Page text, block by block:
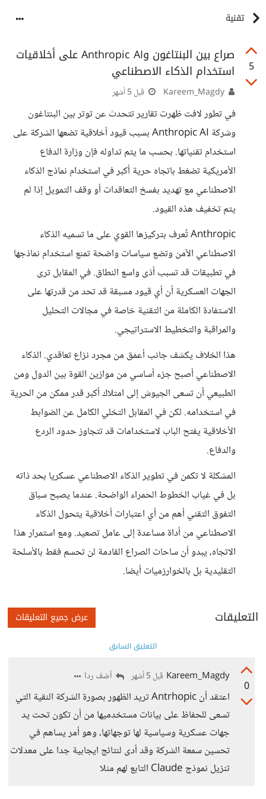
تقنية
5
صراع بين البنتاغون وAnthropic AI على أخلاقيات
استخدام الذكاء الاصطناعي
قبل 5 أشهر
في تطور لافت ظهرت تقارير تتحدث عن توتر بين البنتاغون
وشركة Anthropic AI بسبب قيود أخلاقية تضعها الشركة على
استخدام تقنياتها. بحسب ما يتم تداوله فإن وزارة الدفاع
الأمريكية تضغط باتجاه حرية أكبر في استخدام نماذج الذكاء
الاصطناعي مع تهديد بفسخ التعاقدات أو وقف التمويل إذا لم
يتم تخفيف هذه القيود.
Anthropic تُعرف بتركيزها القوي على ما تسميه الذكاء
الاصطناعي الآمن وتضع سياسات واضحة تمنع استخدام نماذجها
في تطبيقات قد تسبب أذى واسع النطاق. في المقابل ترى
الجهات العسكرية أن أي قيود مسبقة قد تحد من قدرتها على
الاستفادة الكاملة من التقنية خاصة في مجالات التحليل
والمراقبة والتخطيط الاستراتيجي.
هذا الخلاف يكشف جانب أعمق من مجرد نزاع تعاقدي. الذكاء
الاصطناعي أصبح جزء أساسي من موازين القوة بين الدول ومن
الطبيعي أن تسعى الجيوش إلى امتلاك أكبر قدر ممكن من الحرية
في استخدامه. لكن في المقابل التخلي الكامل عن الضوابط
الأخلاقية يفتح الباب لاستخدامات قد تتجاوز حدود الردع
والدفاع.
المشكلة لا تكمن في تطوير الذكاء الاصطناعي عسكريا بحد ذاته
بل في غياب الخطوط الحمراء الواضحة. عندما يصبح سباق
التفوق التقني أهم من أي اعتبارات أخلاقية يتحول الذكاء
الاصطناعي من أداة مساعدة إلى عامل تصعيد. ومع استمرار هذا
الاتجاه، يبدو أن ساحات الصراع القادمة لن تحسم فقط بالأسلحة
التقليدية بل بالخوارزميات أيضا.
التعليقات عرض جميع التعليقات
التعليق السابق
0
Kareem_Magdy قبل 5 أشهر أضف ردا
اعتقد أن Antrhopic تريد الظهور بصورة الشركة النقية التي
تسعى للحفاظ على بيانات مستخدميها من أن تكون تحت يد
جهات عسكرية وسياسية لها توجهاتها، وهو أمر يساهم في
تحسين سمعة الشركة وقد أدى لنتائج ايجابية جدا على معدلات
تنزيل نموذج Claude التابع لهم مثلا